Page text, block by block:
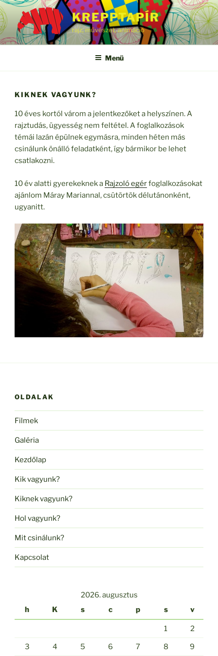
Tartalomhoz
KREPPTAPÍR
rajz, művészet, animáció
Menü
KIKNEK VAGYUNK?
10 éves kortól várom a jelentkezőket a helyszínen. A
rajztudás, ügyesség nem feltétel. A foglalkozások
témái lazán épülnek egymásra, minden héten más
csinálunk önálló feladatként, így bármikor be lehet
csatlakozni.
10 év alatti gyerekeknek a Rajzoló egérfoglalkozásokat
ajánlom Máray Mariannal, csütörtök délutánonként,
ugyanitt.
OLDALAK
Filmek
Galéria
Kezdőlap
Kik vagyunk?
Kiknek vagyunk?
Hol vagyunk?
Mit csinálunk?
Kapcsolat
2026. augusztus
h
K s c p s v
1 2
3 4 5 6 7 8 9